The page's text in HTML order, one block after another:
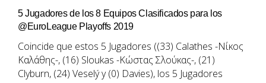
5 Jugadores de los 8 Equipos Clasificados para los
@EuroLeague Playoffs 2019
Coincide que estos 5 Jugadores ((33) Calathes -Νίκος
Καλάθης-, (16) Sloukas -Κώστας Σλούκας-, (21)
Clyburn, (24) Veselý y (0) Davies), los 5 Jugadores